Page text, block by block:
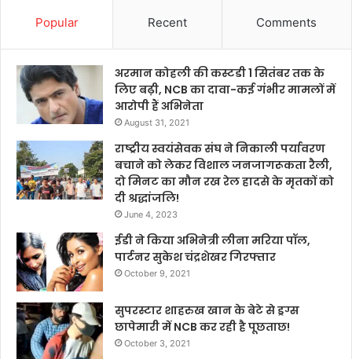
Popular Recent Comments
अरमान कोहली की कस्टडी 1 सितंबर तक के
लिए बढ़ी, NCB का दावा-कई गंभीर मामलों में
आरोपी हैं अभिनेता
August 31, 2021
राष्ट्रीय स्वयंसेवक संघ ने निकाली पर्यावरण
बचाने को लेकर विशाल जनजागरूकता रैली,
दो मिनट का मौन रख रेल हादसे के मृतकों को
दी श्रद्धांजलि!
June 4, 2023
ईडी ने किया अभिनेत्री लीना मरिया पॉल,
पार्टनर सुकेश चंद्रशेखर गिरफ्तार
October 9, 2021
सुपरस्टार शाहरुख खान के बेटे से ड्रग्स
छापेमारी में NCB कर रही है पूछताछ!
October 3, 2021